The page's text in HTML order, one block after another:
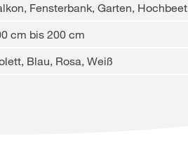
Fensterbank, Garten, Hochbeet
cm bis 200 cm
Blau, Rosa, Weiß